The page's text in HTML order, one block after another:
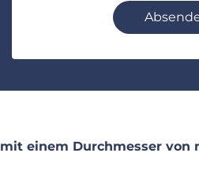
mit einem Durchmesser von